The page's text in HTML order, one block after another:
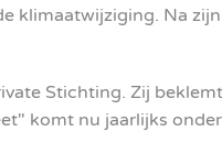
klimaatwijziging. Na
Stichting. Zij
komt nu jaarlijks